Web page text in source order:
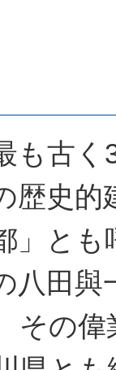
も古
歴史
」と
八田與
その